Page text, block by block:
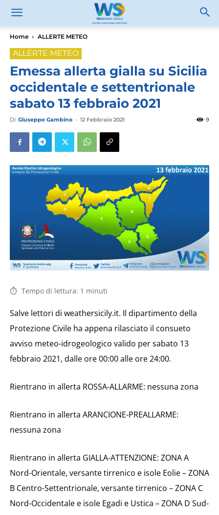
Home ALLERTE METEO
ALLERTE METEO
Emessa allerta gialla su Sicilia
occidentale e settentrionale
sabato 13 febbraio 2021
Di Giuseppe Gambino - 12 Febbraio 2021 9
Tempo di lettura: 1 minuti
Salve lettori di weathersicily.it. Il dipartimento della
Protezione Civile ha appena rilasciato il consueto
avviso meteo-idrogeologico valido per sabato 13
febbraio 2021, dalle ore 00:00 alle ore 24:00.
Rientrano in allerta ROSSA-ALLARME: nessuna zona
Rientrano in allerta ARANCIONE-PREALLARME:
nessuna zona
Rientrano in allerta GIALLA-ATTENZIONE: ZONA A
Nord-Orientale, versante tirrenico e isole Eolie – ZONA
B Centro-Settentrionale, versante tirrenico – ZONA C
Nord-Occidentale e isole Egadi e Ustica – ZONA D Sud-